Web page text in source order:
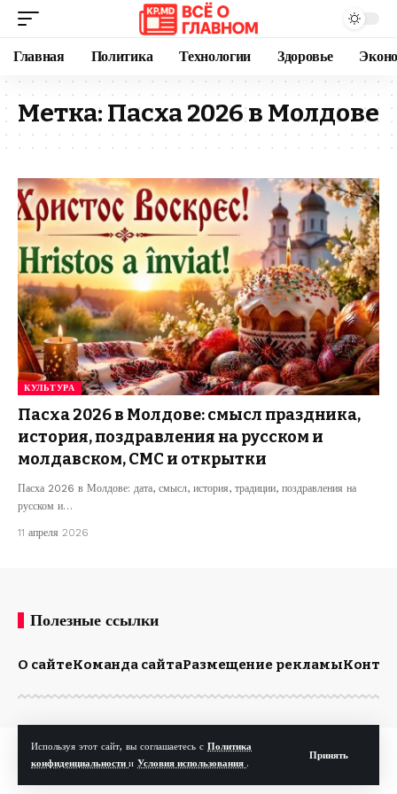
Используя этот сайт, вы соглашаетесь с Политика
конфиденциальности и Условия использования .
Принять
Главная Политика Технологии Здоровье
Метка: Пасха 2026 в Молдове
КУЛЬТУРА
Пасха 2026 в Молдове: смысл праздника,
история, поздравления на русском и
молдавском, СМС и открытки
Пасха 2026 в Молдове: дата, смысл, история, традиции, поздравления на
русском и…
11 апреля 2026
Полезные ссылки
О сайтеКоманда сайтаРазмещение рекламы
© Kp.md. Все права защищены.